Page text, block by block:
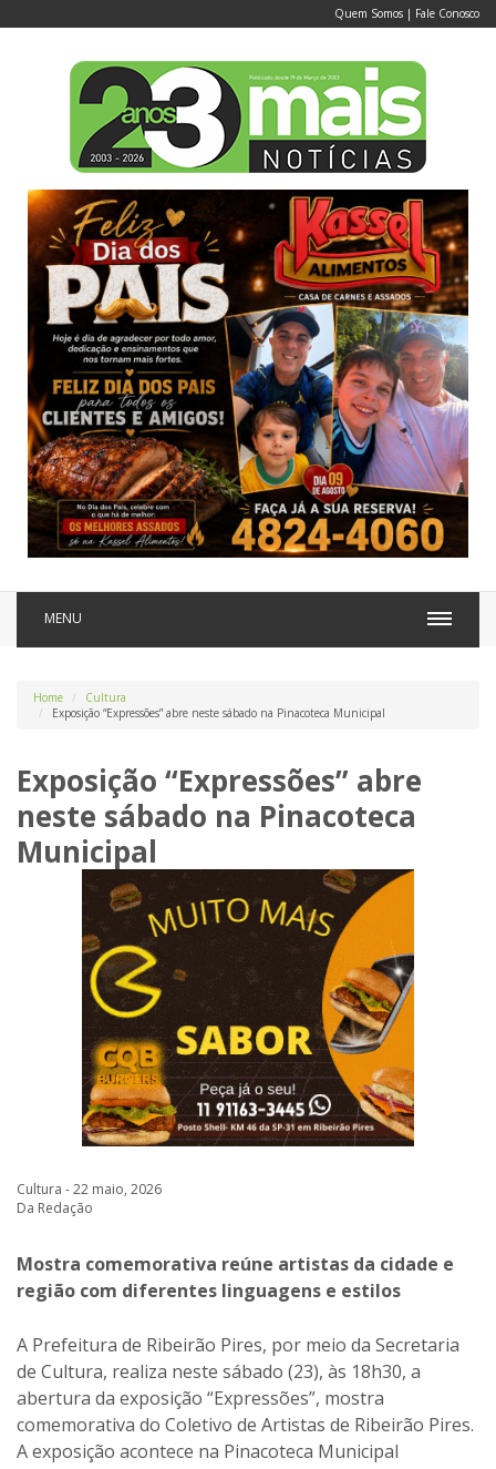
Quem Somos | Fale Conosco
MENU
Home
Cultura
Exposição “Expressões” abre neste sábado na Pinacoteca Municipal
Exposição “Expressões” abre
neste sábado na Pinacoteca
Municipal
Cultura - 22 maio, 2026
Da Redação
Mostra comemorativa reúne artistas da cidade e
região com diferentes linguagens e estilos
A Prefeitura de Ribeirão Pires, por meio da Secretaria
de Cultura, realiza neste sábado (23), às 18h30, a
abertura da exposição “Expressões”, mostra
comemorativa do Coletivo de Artistas de Ribeirão Pires.
A exposição acontece na Pinacoteca Municipal